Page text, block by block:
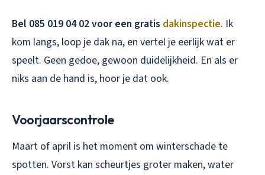
Bel 085 019 04 02 voor een gratis dakinspectie. Ik
kom langs, loop je dak na, en vertel je eerlijk wat er
speelt. Geen gedoe, gewoon duidelijkheid. En als er
niks aan de hand is, hoor je dat ook.
Voorjaarscontrole
Maart of april is het moment om winterschade te
spotten. Vorst kan scheurtjes groter maken, water